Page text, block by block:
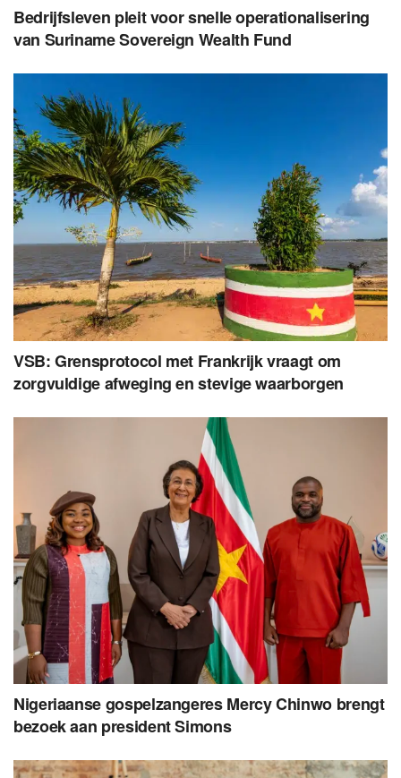
Bedrijfsleven pleit voor snelle operationalisering
van Suriname Sovereign Wealth Fund
VSB: Grensprotocol met Frankrijk vraagt om
zorgvuldige afweging en stevige waarborgen
Nigeriaanse gospelzangeres Mercy Chinwo brengt
bezoek aan president Simons